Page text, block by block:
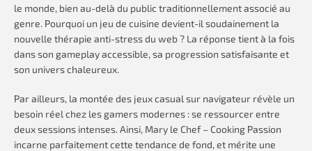
le monde, bien au-delà du public traditionnellement associé au
genre. Pourquoi un jeu de cuisine devient-il soudainement la
nouvelle thérapie anti-stress du web ? La réponse tient à la fois
dans son gameplay accessible, sa progression satisfaisante et
son univers chaleureux.
Par ailleurs, la montée des jeux casual sur navigateur révèle un
besoin réel chez les gamers modernes : se ressourcer entre
deux sessions intenses. Ainsi, Mary le Chef – Cooking Passion
incarne parfaitement cette tendance de fond, et mérite une